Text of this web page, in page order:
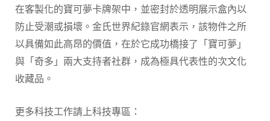
在客製化的寶可夢卡牌架中，並密封於透明展示盒內以
防止受潮或損壞。金氏世界紀錄官網表示，該物件之所
以具備如此高昂的價值，在於它成功橋接了「寶可夢」
與「奇多」兩大支持者社群，成為極具代表性的次文化
收藏品。
更多科技工作請上科技專區：